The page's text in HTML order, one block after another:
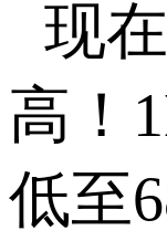
现
高！
低至